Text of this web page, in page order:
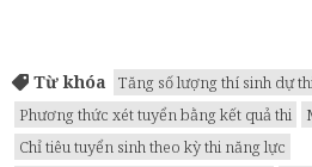
Từ khóa
Tăng số lượng thí sinh dự
Phương thức xét tuyển bằng kết quả thi
Chỉ tiêu tuyển sinh theo kỳ thi năng lực